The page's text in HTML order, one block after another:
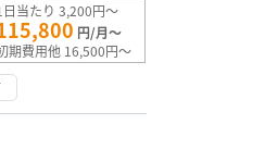
日当たり 3,200円～
円/月～
期費用他 16,500円～